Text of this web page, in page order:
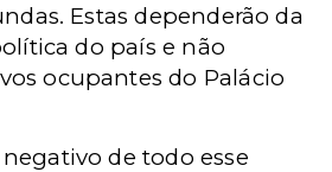
Estas dependerão da
do país e não
ocupantes do Palácio
de todo esse